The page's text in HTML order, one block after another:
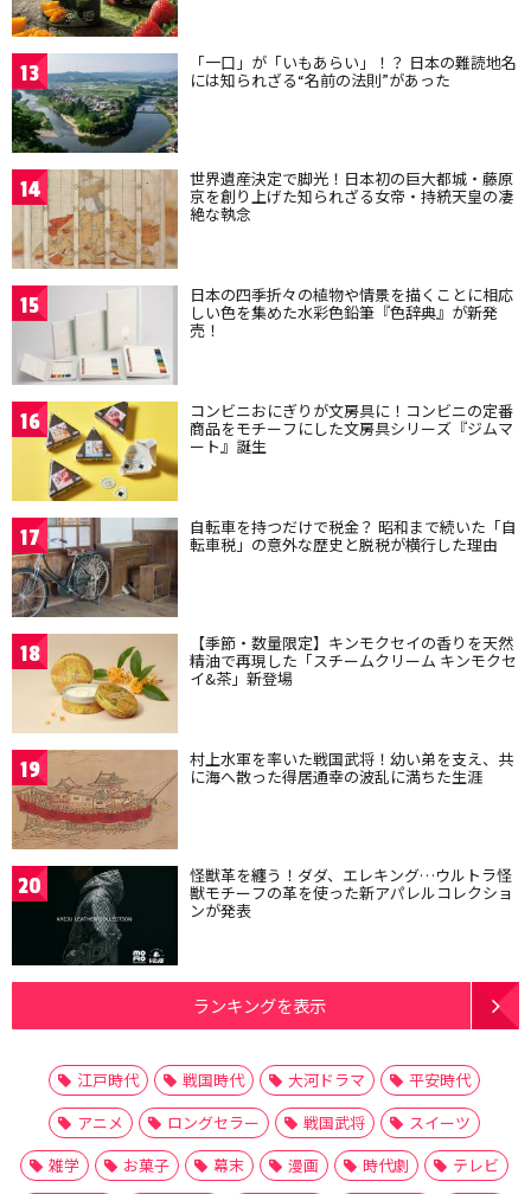
13 「一口」が「いもあらい」！？ 日本の難読地名
には知られざる“名前の法則”があった
14 世界遺産決定で脚光！日本初の巨大都城・藤原
京を創り上げた知られざる女帝・持統天皇の凄
絶な執念
15 日本の四季折々の植物や情景を描くことに相応
しい色を集めた水彩色鉛筆『色辞典』が新発
売！
16 コンビニおにぎりが文房具に！コンビニの定番
商品をモチーフにした文房具シリーズ『ジムマ
ート』誕生
17 自転車を持つだけで税金？ 昭和まで続いた「自
転車税」の意外な歴史と脱税が横行した理由
18 【季節・数量限定】キンモクセイの香りを天然
精油で再現した「スチームクリーム キンモクセ
イ&茶」新登場
19 村上水軍を率いた戦国武将！幼い弟を支え、共
に海へ散った得居通幸の波乱に満ちた生涯
20 怪獣革を纏う！ダダ、エレキング…ウルトラ怪
獣モチーフの革を使った新アパレルコレクショ
ンが発表
ランキングを表示
江戸時代 戦国時代 大河ドラマ
平安時代
アニメ
ロングセラー 戦国武将
スイーツ
雑学
お菓子 幕末 漫画 時代劇
テレビ